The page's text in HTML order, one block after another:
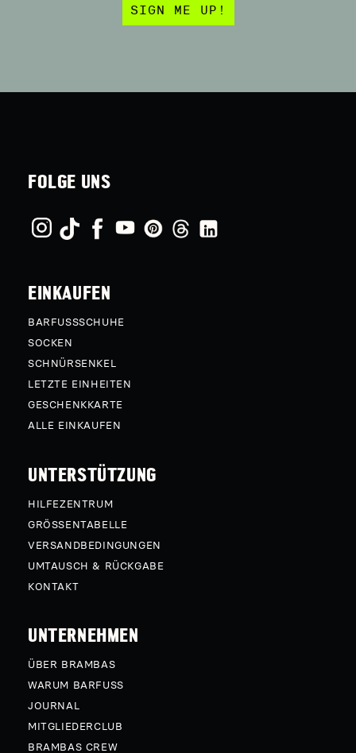
SIGN ME UP!
FOLGE UNS
EINKAUFEN
BARFUSSSCHUHE
SOCKEN
SCHNÜRSENKEL
LETZTE EINHEITEN
GESCHENKKARTE
ALLE EINKAUFEN
UNTERSTÜTZUNG
HILFEZENTRUM
GRÖSSENTABELLE
VERSANDBEDINGUNGEN
UMTAUSCH & RÜCKGABE
KONTAKT
UNTERNEHMEN
ÜBER BRAMBAS
WARUM BARFUSS
JOURNAL
MITGLIEDERCLUB
BRAMBAS CREW